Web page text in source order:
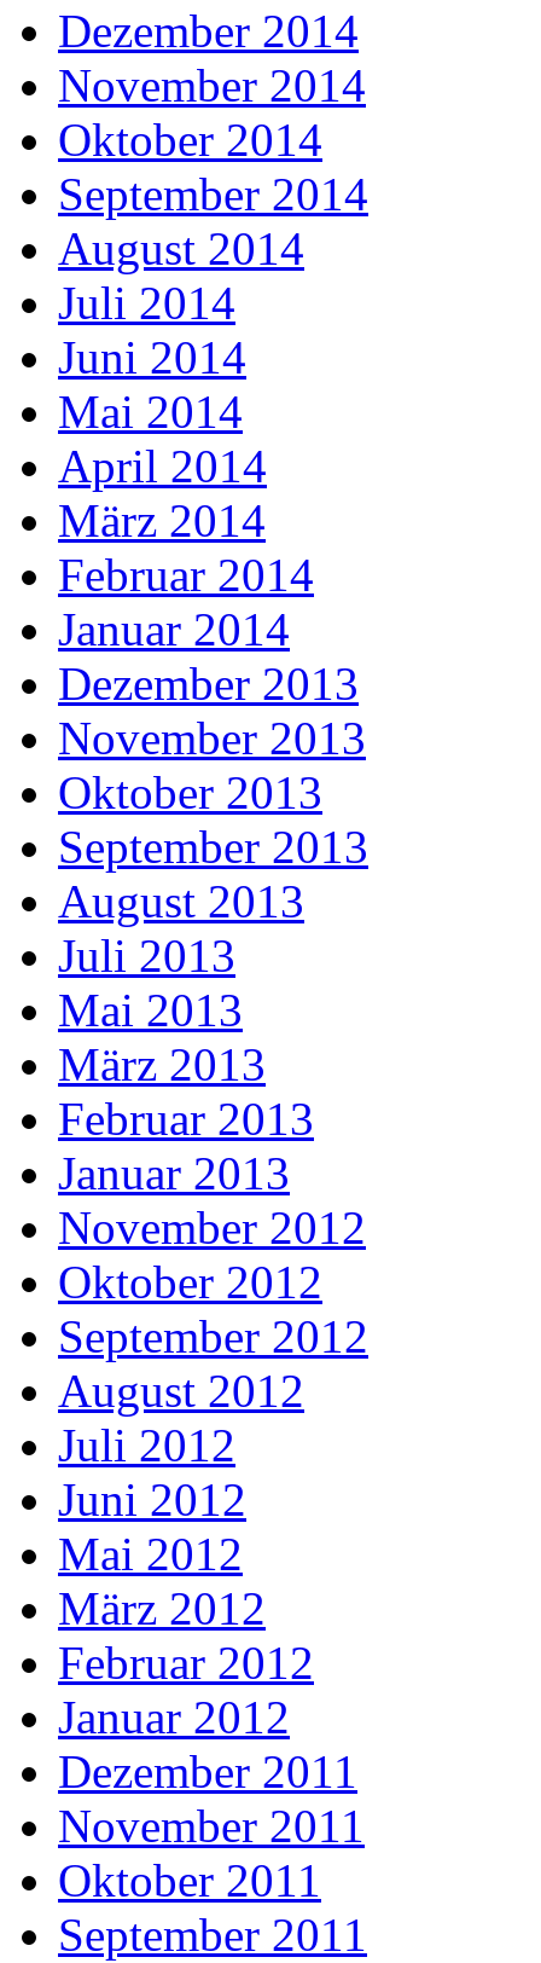
Dezember 2014
November 2014
Oktober 2014
September 2014
August 2014
Juli 2014
Juni 2014
Mai 2014
April 2014
März 2014
Februar 2014
Januar 2014
Dezember 2013
November 2013
Oktober 2013
September 2013
August 2013
Juli 2013
Mai 2013
März 2013
Februar 2013
Januar 2013
November 2012
Oktober 2012
September 2012
August 2012
Juli 2012
Juni 2012
Mai 2012
März 2012
Februar 2012
Januar 2012
Dezember 2011
November 2011
Oktober 2011
September 2011